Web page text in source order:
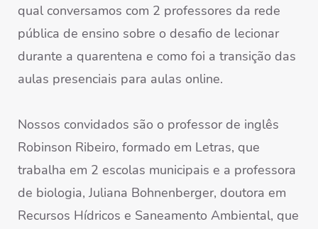
qual conversamos com 2 professores da rede
pública de ensino sobre o desafio de lecionar
durante a quarentena e como foi a transição das
aulas presenciais para aulas online.
Nossos convidados são o professor de inglês
Robinson Ribeiro, formado em Letras, que
trabalha em 2 escolas municipais e a professora
de biologia, Juliana Bohnenberger, doutora em
Recursos Hídricos e Saneamento Ambiental, que